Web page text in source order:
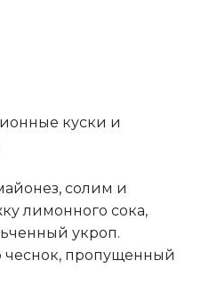
куски и
солим и
лимонного сока,
укроп.
пропущенный